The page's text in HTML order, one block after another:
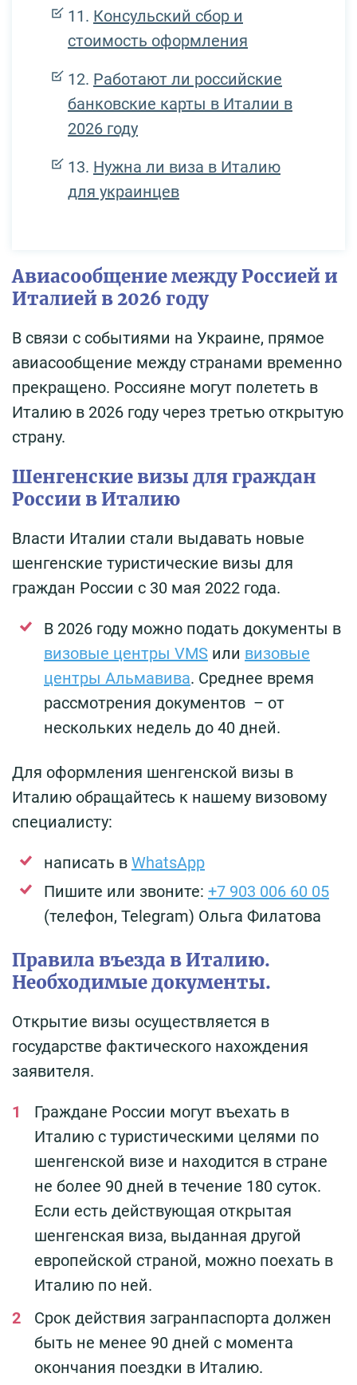
Консульский сбор и
стоимость оформления
Работают ли российские
банковские карты в Италии в
2026 году
Нужна ли виза в Италию
для украинцев
Авиасообщение между Россией и
Италией в 2026 году
В связи с событиями на Украине, прямое
авиасообщение между странами временно
прекращено. Россияне могут полететь в
Италию в 2026 году через третью открытую
страну.
Шенгенские визы для граждан
России в Италию
Власти Италии стали выдавать новые
шенгенские туристические визы для
граждан России с 30 мая 2022 года.
В 2026 году можно подать документы в
визовые центры VMS или визовые
центры Альмавива. Среднее время
рассмотрения документов – от
нескольких недель до 40 дней.
Для оформления шенгенской визы в
Италию обращайтесь к нашему визовому
специалисту:
написать в WhatsApp
Пишите или звоните: +7 903 006 60 05
(телефон, Telegram) Ольга Филатова
Правила въезда в Италию.
Необходимые документы.
Открытие визы осуществляется в
государстве фактического нахождения
заявителя.
Граждане России могут въехать в
Италию с туристическими целями по
шенгенской визе и находится в стране
не более 90 дней в течение 180 суток.
Если есть действующая открытая
шенгенская виза, выданная другой
европейской страной, можно поехать в
Италию по ней.
Срок действия загранпаспорта должен
быть не менее 90 дней с момента
окончания поездки в Италию.